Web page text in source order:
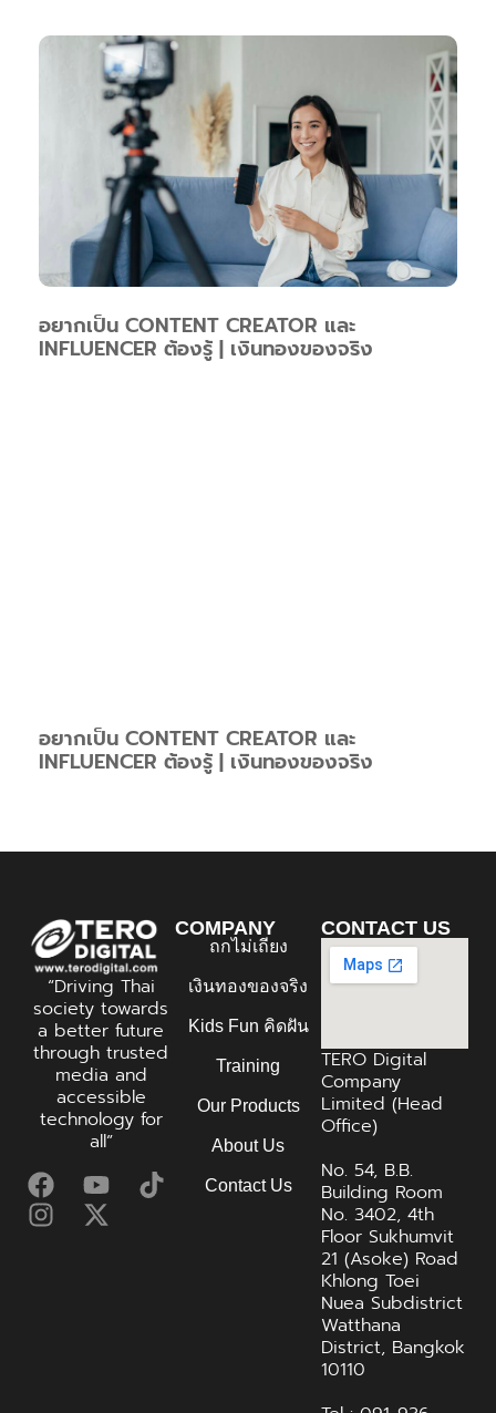
อยากเป็น CONTENT CREATOR และ
INFLUENCER ต้องรู้ | เงินทองของจริง
อยากเป็น CONTENT CREATOR และ
INFLUENCER ต้องรู้ | เงินทองของจริง
“Driving Thai
society towards
a better future
through trusted
media and
accessible
technology for
all”
COMPANY
ถกไม่เถียง
เงินทองของจริง
Kids Fun คิดฝัน
Training
Our Products
About Us
Contact Us
CONTACT US
TERO Digital
Company
Limited (Head
Office)
No. 54, B.B.
Building Room
No. 3402, 4th
Floor Sukhumvit
21 (Asoke) Road
Khlong Toei
Nuea Subdistrict
Watthana
District, Bangkok
10110